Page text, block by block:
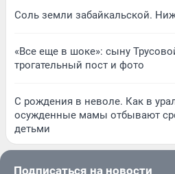
Соль земли забайкальской.
«Все еще в шоке»: сыну
трогательный пост и фото
С рождения в неволе. Как в
осужденные мамы отбывают
детьми
Подписаться на новости